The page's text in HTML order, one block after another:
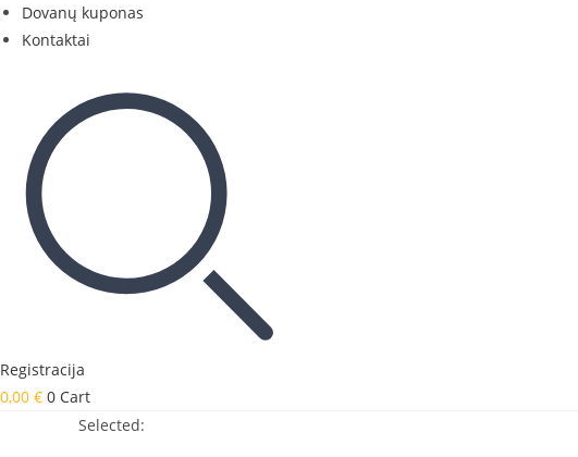
Dovanų kuponas
Kontaktai
Registracija
0,00 € 0 Cart
Selected: